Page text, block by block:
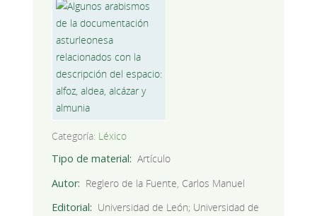
Categoría: Léxico
Tipo de material
Artículo
Autor
Reglero de la Fuente, Carlos Manuel
Editorial
Universidad de León; Universidad de